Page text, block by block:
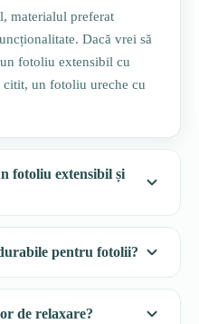
materialul preferat
Dacă vrei să
fotoliu extensibil cu
citit, un fotoliu ureche cu
fotoliu extensibil și
pentru fotolii?
de relaxare?